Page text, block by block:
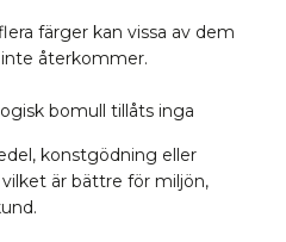
färger kan vissa av dem
återkommer.
bomull tillåts inga
konstgödning eller
är bättre för miljön,